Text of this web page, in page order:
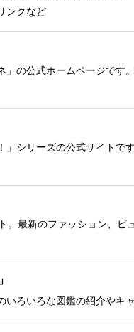
ンクなど
の公式ホームページです
」シリーズの公式サイト
最新のファッション、ビ
ろいろな図鑑の紹介やキ